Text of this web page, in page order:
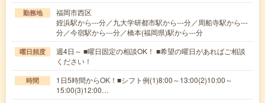
勤務地
福岡市西区
姪浜駅から---分／九大学研都市駅から---分／周船寺駅から---
分／今宿駅から---分／橋本(福岡県)駅から---分
曜日頻度
週4日～ ■曜日固定の相談OK！ ■希望の曜日があればご相談
ください！
時間
1日5時間からOK！■シフト例(1)8:00～13:00(2)10:00～
15:00(3)12:00…